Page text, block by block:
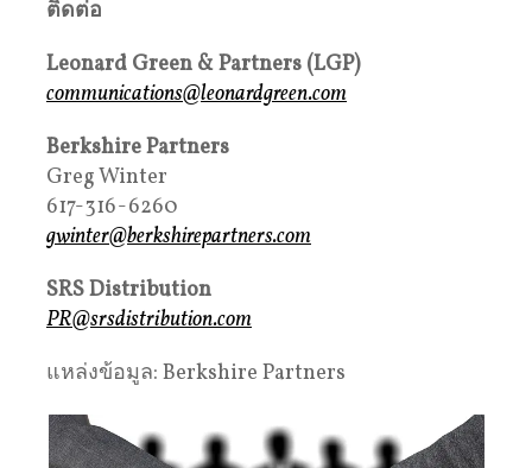
ติดต่อ
Leonard Green & Partners (LGP)
communications@leonardgreen.com
Berkshire Partners
Greg Winter
617-316-6260
gwinter@berkshirepartners.com
SRS Distribution
PR@srsdistribution.com
แหล่งข้อมูล: Berkshire Partners